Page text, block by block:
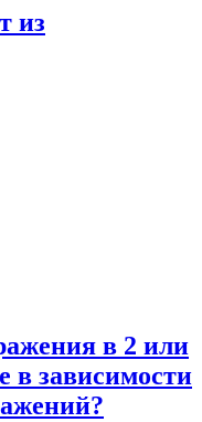
из
в 2 или
в зависимости